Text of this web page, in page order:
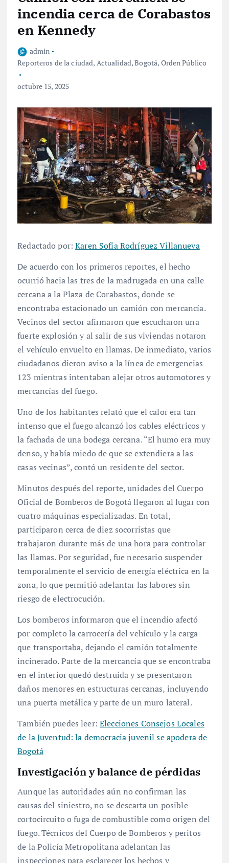
incendia cerca de Corabastos
en Kennedy
admin
Reporteros de la ciudad, Actualidad,Bogotá, Orden Público
octubre 15, 2025
Redactado por:Karen Sofía Rodríguez Villanueva
De acuerdo con los primeros reportes, el hecho
ocurrió hacia las tres de la madrugada en una calle
cercana a la Plaza de Corabastos, donde se
encontraba estacionado un camión con mercancía.
Vecinos del sector afirmaron que escucharon una
fuerte explosión y al salir de sus viviendas notaron
el vehículo envuelto en llamas. De inmediato, varios
ciudadanos dieron aviso a la línea de emergencias
123 mientras intentaban alejar otros automotores y
mercancías del fuego.
Uno de los habitantes relató que el calor era tan
intenso que el fuego alcanzó los cables eléctricos y
la fachada de una bodega cercana. “El humo era muy
denso, y había miedo de que se extendiera a las
casas vecinas”, contó un residente del sector.
Minutos después del reporte, unidades del Cuerpo
Oficial de Bomberos de Bogotá llegaron al lugar con
cuatro máquinas especializadas. En total,
participaron cerca de diez socorristas que
trabajaron durante más de una hora para controlar
las llamas. Por seguridad, fue necesario suspender
temporalmente el servicio de energía eléctrica en la
zona, lo que permitió adelantar las labores sin
riesgo de electrocución.
Los bomberos informaron que el incendio afectó
por completo la carrocería del vehículo y la carga
que transportaba, dejando el camión totalmente
incinerado. Parte de la mercancía que se encontraba
en el interior quedó destruida y se presentaron
daños menores en estructuras cercanas, incluyendo
una puerta metálica y parte de un muro lateral.
También puedes leer:Elecciones Consejos Locales
de la Juventud: la democracia juvenil se apodera de
Bogotá
Investigación y balance de pérdidas
Aunque las autoridades aún no confirman las
causas del siniestro, no se descarta un posible
cortocircuito o fuga de combustible como origen del
fuego. Técnicos del Cuerpo de Bomberos y peritos
de la Policía Metropolitana adelantan las
inspecciones para esclarecer los hechos y